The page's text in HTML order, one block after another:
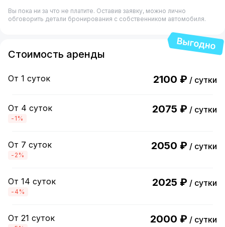
Вы пока ни за что не платите. Оставив заявку, можно лично
обговорить детали бронирования с собственником автомобиля.
Стоимость аренды
От 1 суток 2100 ₽ / сутки
От 4 суток
-1%
2075 ₽ / сутки
От 7 суток
-2%
2050 ₽ / сутки
От 14 суток
-4%
2025 ₽ / сутки
От 21 суток 2000 ₽ / сутки